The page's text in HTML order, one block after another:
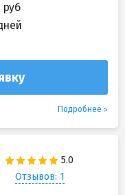
Подробнее
Отзывов: 1